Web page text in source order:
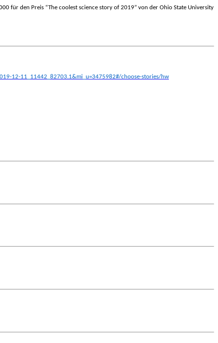
für den Preis “The coolest science story of 2019” von der Ohio State University
12-11_11442_82703.1&mi_u=3475982#/choose-stories/hw